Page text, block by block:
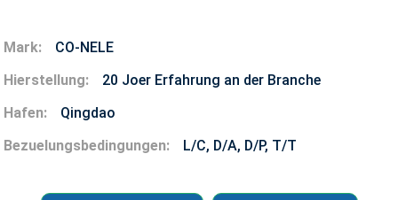
Mark:
CO-NELE
Hierstellung:
20 Joer Erfahrung an der Branche
Hafen:
Qingdao
Bezuelungsbedingungen:
L/C, D/A, D/P, T/T